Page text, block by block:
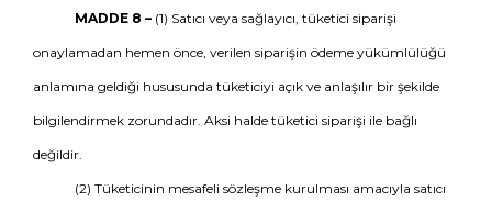
MADDE 8 –(1) Satıcı veya sağlayıcı, tüketici siparişi
onaylamadan hemen önce, verilen siparişin ödeme yükümlülüğü
anlamına geldiği hususunda tüketiciyi açık ve anlaşılır bir şekilde
bilgilendirmek zorundadır. Aksi halde tüketici siparişi ile bağlı
değildir.
(2) Tüketicinin mesafeli sözleşme kurulması amacıyla satıcı